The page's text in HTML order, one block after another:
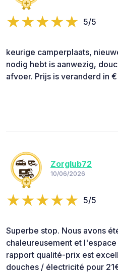
5/5
keurige camperplaats,
nodig hebt is aanwezig,
afvoer. Prijs is veranderd in
Zorglub72
10/06/2026
5/5
Superbe stop. Nous avons
chaleureusement et
rapport qualité-prix est
douches / électricité pour